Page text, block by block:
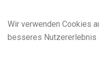
Wir verwenden Cookies
besseres Nutzererlebnis